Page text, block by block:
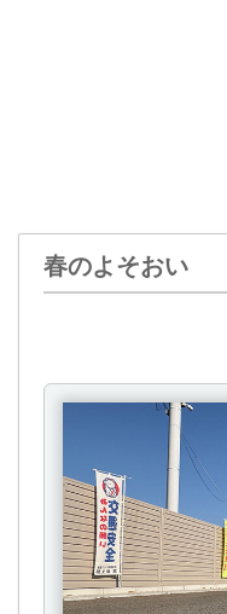
春のよそおい